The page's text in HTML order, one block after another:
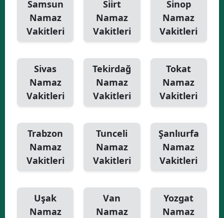
Samsun
Namaz
Vakitleri
Siirt
Namaz
Vakitleri
Sinop
Namaz
Vakitleri
Sivas
Namaz
Vakitleri
Tekirdağ
Namaz
Vakitleri
Tokat
Namaz
Vakitleri
Trabzon
Namaz
Vakitleri
Tunceli
Namaz
Vakitleri
Şanlıurfa
Namaz
Vakitleri
Uşak
Namaz
Van
Namaz
Yozgat
Namaz